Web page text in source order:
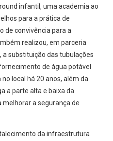
infantil, uma academia ao
para a prática de
de convivência para a
realizou, em parceria
a substituição das tubulações
de água potável
local há 20 anos, além da
a parte alta e baixa da
a segurança de
da infraestrutura